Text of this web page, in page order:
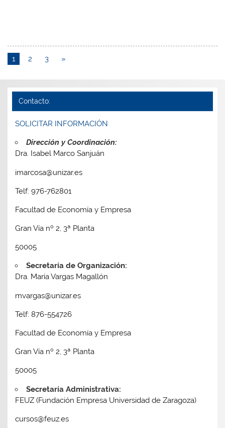
1 2 3 »
Contacto:
SOLICITAR INFORMACIÓN
Dirección y Coordinación:
Dra. Isabel Marco Sanjuán
imarcosa@unizar.es
Telf: 976-762801
Facultad de Economía y Empresa
Gran Vía nº 2, 3ª Planta
50005
Secretaría de Organización:
Dra. María Vargas Magallón
mvargas@unizar.es
Telf: 876-554726
Facultad de Economía y Empresa
Gran Vía nº 2, 3ª Planta
50005
Secretaría Administrativa:
FEUZ (Fundación Empresa Universidad de Zaragoza)
cursos@feuz.es